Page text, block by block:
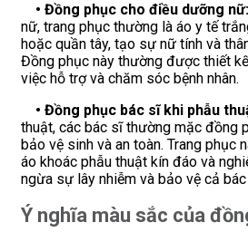
• Đồng phục cho điều dưỡng nữ:
nữ, trang phục thường là áo y tế
hoặc quần tây, tạo sự nữ tính và
Đồng phục này thường được thiết
việc hỗ trợ và chăm sóc bệnh nhân.
• Đồng phục bác sĩ khi phẫu
thuật, các bác sĩ thường mặc đồng
bảo vệ sinh và an toàn. Trang phục
áo khoác phẫu thuật kín đáo và
ngừa sự lây nhiễm và bảo vệ cả bác
Ý nghĩa màu sắc của